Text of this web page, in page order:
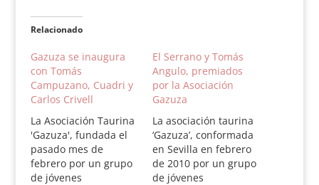
Relacionado
Gazuza se inaugura
con Tomás
Campuzano, Cuadri y
Carlos Crivell
La Asociación Taurina
'Gazuza', fundada el
pasado mes de
febrero por un grupo
de jóvenes
El Serrano y Tomás
Angulo, premiados
por la Asociación
Gazuza
La asociación taurina
‘Gazuza’, conformada
en Sevilla en febrero
de 2010 por un grupo
de jóvenes